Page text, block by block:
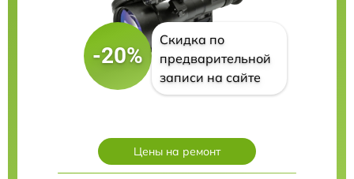
-20%
Скидка по
предварительной
записи на сайте
Цены на ремонт